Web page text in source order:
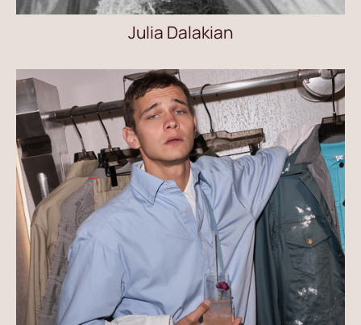
Julia Dalakian